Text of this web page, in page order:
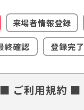
来場者情報登録
終確認
登録完了
■ ご利用規約 ■